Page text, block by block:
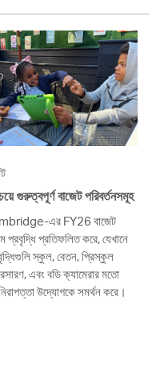
গুরুত্বপূর্ণ বাজেট পরিবর্তনসমূহ
এর FY26 বাজেট
প্রবৃদ্ধি প্রতিফলিত করে, যেখানে
স্কুল, বেতন, প্রিস্কুল
এবং বডি ক্যামেরার মতো
উদ্যোগকে সমর্থন করে।